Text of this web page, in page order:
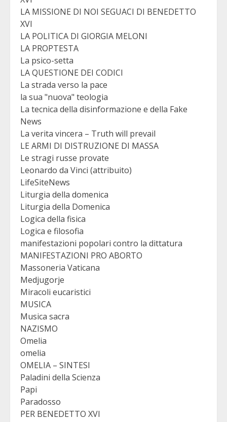
LA MISSIONE DI NOI SEGUACI DI BENEDETTO
XVI
LA POLITICA DI GIORGIA MELONI
LA PROPTESTA
La psico-setta
LA QUESTIONE DEI CODICI
La strada verso la pace
la sua "nuova" teologia
La tecnica della disinformazione e della Fake
News
La verita vincera – Truth will prevail
LE ARMI DI DISTRUZIONE DI MASSA
Le stragi russe provate
Leonardo da Vinci (attribuito)
LifeSiteNews
Liturgia della domenica
Liturgia della Domenica
Logica della fisica
Logica e filosofia
manifestazioni popolari contro la dittatura
MANIFESTAZIONI PRO ABORTO
Massoneria Vaticana
Medjugorje
Miracoli eucaristici
MUSICA
Musica sacra
NAZISMO
Omelia
omelia
OMELIA – SINTESI
Paladini della Scienza
Papi
Paradosso
PER BENEDETTO XVI